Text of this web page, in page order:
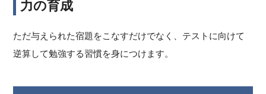
力の育成
ただ与えられた宿題をこなすだけでなく、テストに向けて
逆算して勉強する習慣を身につけます。